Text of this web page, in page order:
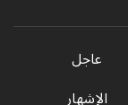
عاجل
الإشهار